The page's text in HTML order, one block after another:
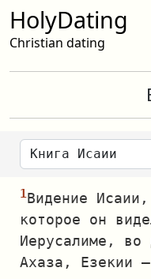
HolyDating
Christian dating
Видение
которое он
Иерусалиме, во
Ахаза, Езекии